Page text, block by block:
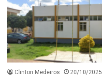
Clinton Medeiros 20/10/2025